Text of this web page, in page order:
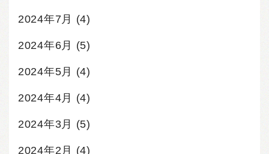
2024年7月 (4)
2024年6月 (5)
2024年5月 (4)
2024年4月 (4)
2024年3月 (5)
2024年2月 (4)